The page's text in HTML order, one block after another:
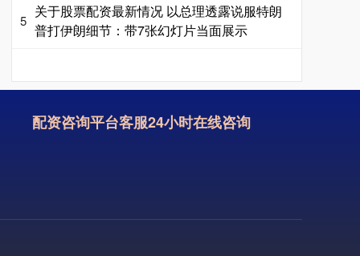
5
关于股票配资最新情况 以总理透露说服特朗
普打伊朗细节：带7张幻灯片当面展示
配资咨询平台客服24小时在线咨询